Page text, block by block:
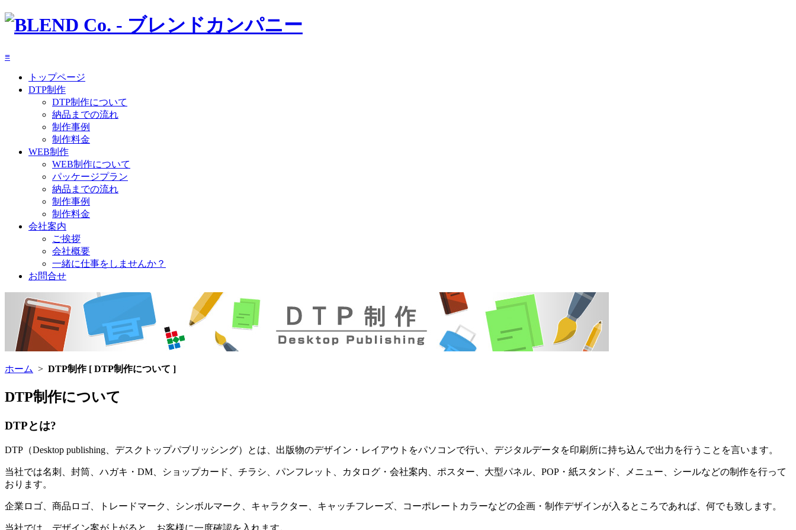
≡
トップページ
DTP制作
DTP制作について
納品までの流れ
制作事例
制作料金
WEB制作
WEB制作について
パッケージプラン
納品までの流れ
制作事例
制作料金
会社案内
ご挨拶
会社概要
一緒に仕事をしませんか？
お問合せ
ホーム > DTP制作 [ DTP制作について ]
DTP制作について
DTPとは?
DTP（Desktop publishing、デスクトップパブリッシング）とは、出版物のデザイン・レイアウトをパソコンで行い、デジタルデータを印刷所に持ち込んで出力を行うことを言います。
当社では名刺、封筒、ハガキ・DM、ショップカード、チラシ、パンフレット、カタログ・会社案内、ポスター、大型パネル、POP・紙スタンド、メニュー、シールなどの制作を行って
おります。
企業ロゴ、商品ロゴ、トレードマーク、シンボルマーク、キャラクター、キャッチフレーズ、コーポレートカラーなどの企画・制作デザインが入るところであれば、何でも致します。